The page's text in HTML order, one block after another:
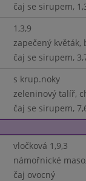
čaj se sirupem,
1,3,9
zapečený
čaj se sirupem,
s krup.noky
zeleninový talíř,
čaj se sirupem,
vločková 1,9,3
námořnické
čaj ovocný